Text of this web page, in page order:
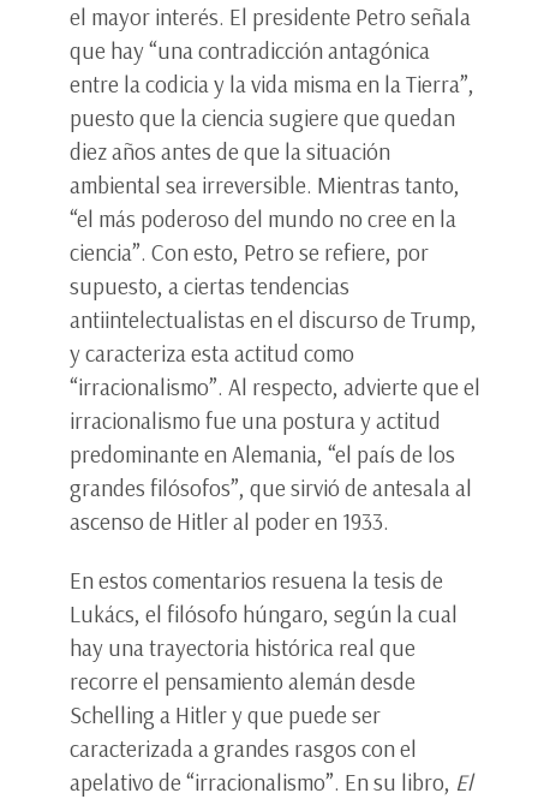
el mayor interés. El presidente Petro señala
que hay “una contradicción antagónica
entre la codicia y la vida misma en la Tierra”,
puesto que la ciencia sugiere que quedan
diez años antes de que la situación
ambiental sea irreversible. Mientras tanto,
“el más poderoso del mundo no cree en la
ciencia”. Con esto, Petro se refiere, por
supuesto, a ciertas tendencias
antiintelectualistas en el discurso de Trump,
y caracteriza esta actitud como
“irracionalismo”. Al respecto, advierte que el
irracionalismo fue una postura y actitud
predominante en Alemania, “el país de los
grandes filósofos”, que sirvió de antesala al
ascenso de Hitler al poder en 1933.
En estos comentarios resuena la tesis de
Lukács, el filósofo húngaro, según la cual
hay una trayectoria histórica real que
recorre el pensamiento alemán desde
Schelling a Hitler y que puede ser
caracterizada a grandes rasgos con el
apelativo de “irracionalismo”. En su libro, El